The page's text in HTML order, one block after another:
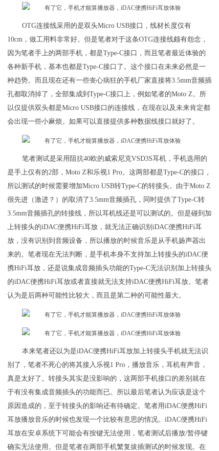
OTG连接线采用的是双头Micro USB接口，线材长度仅有
10cm，做工用料非常好。但是笔者对于这条OTG连接线颇有怨念，
因为笔者手上的两部手机，都是Type-C接口，而且笔者最近体验的
各种新手机，基本也都是Type-C接口了。这个接口在未来必然是一
种趋势。而且现在还有一些丧心病狂的手机厂家直接将3.5mm音频插
孔都取消掉了，全部集成到Type-C接口上，例如笔者的Moto Z。所
以仅提供双头都是Micro USB接口的连接线，在现在以及未来肯定都
会出现一些小麻烦。如果可以直接提供多种数据线接口就好了。
笔者测试是采用阻抗40欧的威索尼克VSD3S耳机，手机选用的
是手上仅有的2部，Moto Z和乐视1 Pro。这两部都是Type-C的接口，
所以测试的时候需要增加Micro USB转Type-C的转接头。由于Moto Z
很先进（激进？）的取消了3.5mm音频插孔，同时提供了Type-C转
3.5mm音频插孔的转接线，所以耳机线还是可以测试的。但是碰到加
上转接头的iDAC便携HiFi耳放，就无法正确识别iDAC便携HiFi耳
放，没有识别到音频设备，所以播放的时候音乐是从手机扬声器出
来的。笔者现在无法判断，是手机本身不支持加上转接头的iDAC便
携HiFi耳放，还是说集成音频插头功能的Type-C无法识别加上转接头
的iDAC便携HiFi耳放或者直接就无法支持iDAC便携HiFi耳放。笔者
认为是后两种可能性比较大，而且是第二种的可能性最大。
本来笔者还以为是iDAC便携HiFi耳放加上转接头手机就无法识
别了，笔者不死心的将其接入乐视1 Pro，播放音乐，耳机有声音，
真是太好了。转接头其实是没影响的，这两部手机接口的差别就在
于有没有集成音频插头的功能而已。所以最后笔者认为应该是这个
原因造成的，至于转接头的影响还有待确定。笔者用iDAC便携HiFi
耳放播放音乐的时候也发现一个比较有意思的情况。iDAC便携HiFi
耳放在安卓系统下可能会有按键无法使用，笔者测试后播放/暂停键
确实无法使用。但是笔者在两部手机繁复拔插测试的时候发现。在